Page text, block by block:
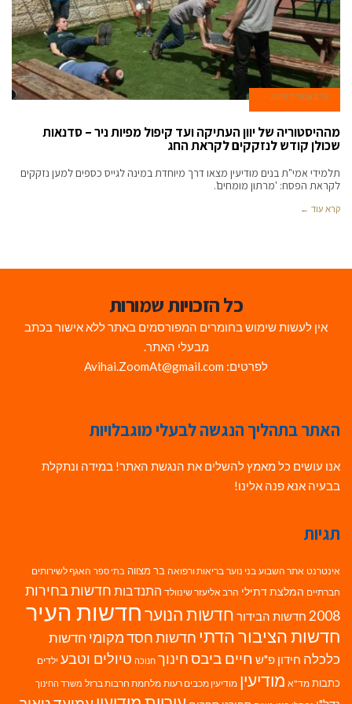
15 באפריל 2019
מההיסטוריה של יוון העתיקה ועד קיפול מפיות ניר – סדנאות
שכולן קודש לנזקקים לקראת החג
תלמידי אמי"ת בנים מודיעין מצאו דרך מיוחדת במינה לגייס כספים למען נזקקים
לקראת הפסח: 'מרתון מומחים'.
קרא עוד ←
כל הזכויות שמורות
אין לעשות שימוש בחומרים המפורסמים באתר ללא אישור בכתב
מבעלי האתר.
לפרטים: Avihai.ZoomAt@gmail.com
האתר בתהליך הנגשה לבעלי מוגבלויות
אנו עושים כל מאמץ להשלים את הנגשת האתר! במידה ונתקלת
בבעיה אנא פנה אלינו!
תגיות
אינטרנט אתר השבוע בני נוער בריאות ורפואה בר מצווה בתי ספר האגף לשירותים
חברתיים המלצת דתילי הרב אליעזר שינוולד התנדבות חדשות בחירות
2008 חדשות הבידור חדשות הנוערחדשות העיר
חדשות הציבור הדתי חדשות חסד מקומי חדשות
כלכלה חידון פ"ש חיים ביבסחינוך חנוכה טיולים וטבע ילדים
כתבות מד"א מודיעין מודיעין מכבים רעות מלחמת חרבות ברזל משרד החינוך